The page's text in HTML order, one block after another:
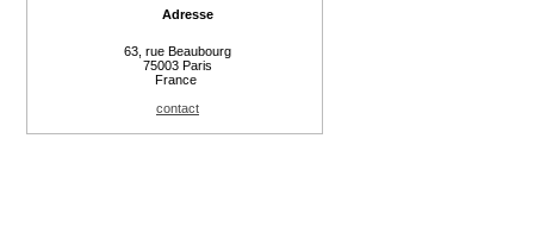
Adresse
63, rue Beaubourg
75003 Paris
France
contact